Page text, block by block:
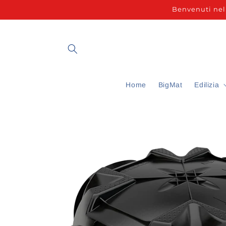
ai contenuti
Benvenuti
Home BigMat Edilizia